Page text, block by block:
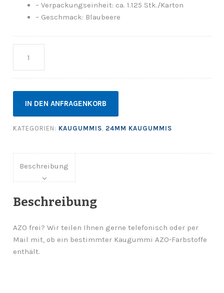
– Verpackungseinheit: ca. 1.125 Stk./Karton
– Geschmack: Blaubeere
IN DEN ANFRAGENKORB
KATEGORIEN: KAUGUMMIS 24MM KAUGUMMIS
Beschreibung
Beschreibung
AZO frei? Wir teilen Ihnen gerne telefonisch oder per
Mail mit, ob ein bestimmter Kaugummi AZO-Farbstoffe
enthält.